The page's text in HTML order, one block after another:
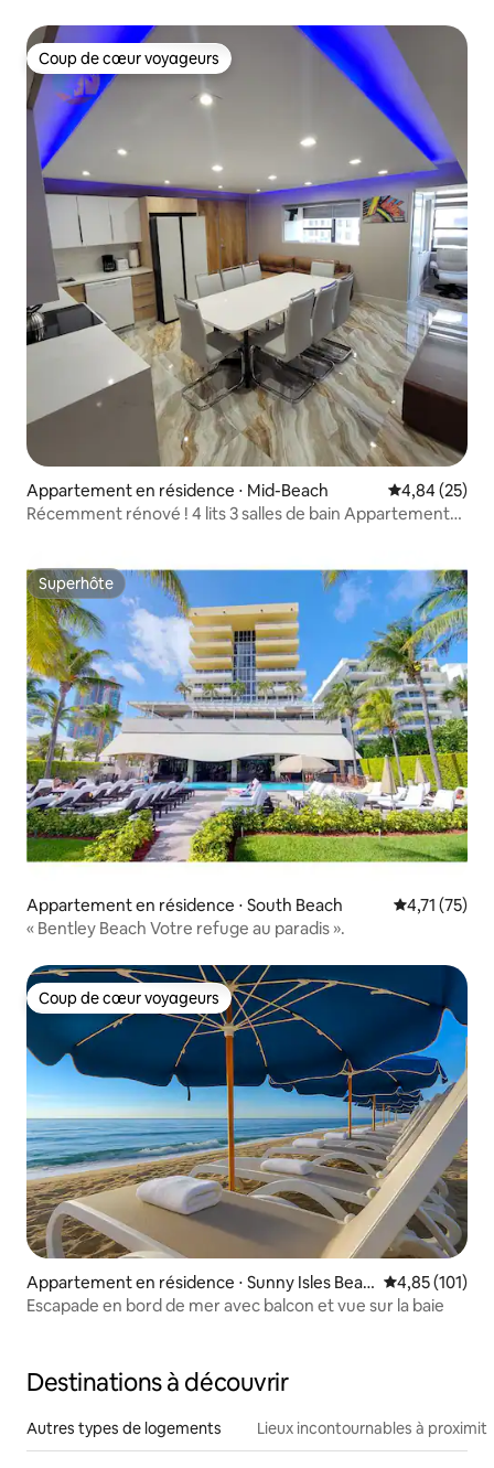
Coup de cœur voyageurs
Coup de cœur voyageurs
Appartement en résidence ⋅ Mid-Beach Évaluation
4,84 (25)
Récemment rénové ! 4 lits 3 salles de bain Appartement
Superhôte
Superhôte
Appartement en résidence ⋅ South Beach Évaluation
4,71 (75)
« Bentley Beach Votre refuge au paradis ».
Coup de cœur voyageurs
Coup de cœur voyageurs
Appartement en résidence ⋅ Sunny Isles Beac
h
Évaluation
4,85 (101)
Escapade en bord de mer avec balcon et vue sur la baie
Destinations à découvrir
Autres types de logements Lieux incontournables à